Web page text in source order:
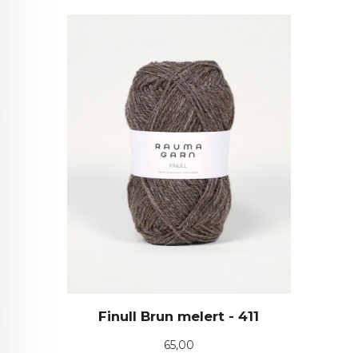
Finull Brun melert - 411
Pris
65,00